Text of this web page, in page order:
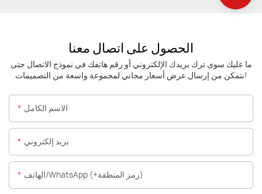
الحصول على اتصال معنا
ما عليك سوى ترك بريدك الإلكتروني أو رقم هاتفك في نموذج الاتصال حتى
نتمكن من إرسال عرض أسعار مجاني لمجموعة واسعة من التصميمات!
الاسم الكامل
بريد إلكتروني
الهاتف/WhatsApp (+رمز المنطقة)